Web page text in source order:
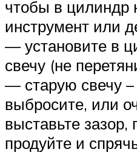
чтобы в цилиндр
инструмент или
— установите в
свечу (не
— старую свечу –
выбросите, или
выставьте зазор,
продуйте и